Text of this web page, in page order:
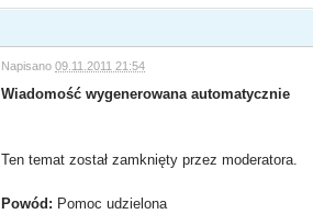
Napisano09.11.2011 21:54
Wiadomość wygenerowana automatycznie
Ten temat został zamknięty przez moderatora.
Powód: Pomoc udzielona